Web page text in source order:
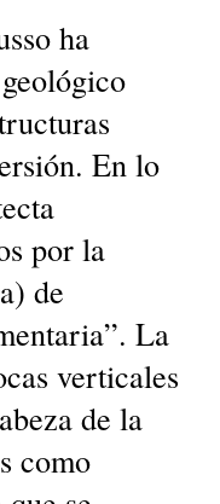
ha
En lo
por la
de
La
verticales
de la
como